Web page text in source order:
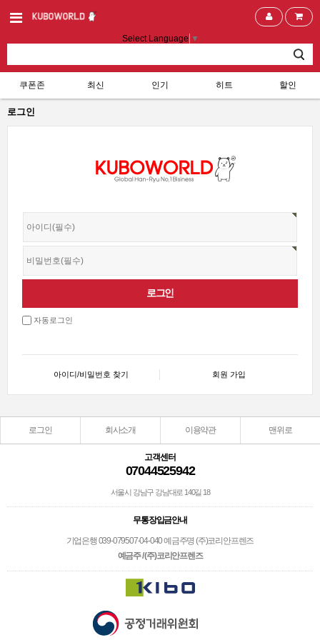
Select Language ▼
쿠폰존 최신 인기 히트 할인
로그인
자동로그인
아이디/비밀번호 찾기 회원 가입
로그인 회사소개 이용약관 맨위로
고객센터
07044525942
서울시 강남구 강남대로 140길 18
무통장입금안내
기업은행 039-079507-04-040 예금주명 (주)코리안프렌즈
예금주 / (주)코리안프렌즈